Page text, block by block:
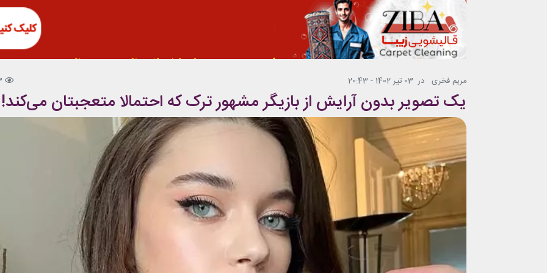
مریم فخری در 03 تیر 1402 - 20:43
یک تصویر بدون آرایش از بازیگر مشهور ترک که احتمالا متعجبتان می‌کند!